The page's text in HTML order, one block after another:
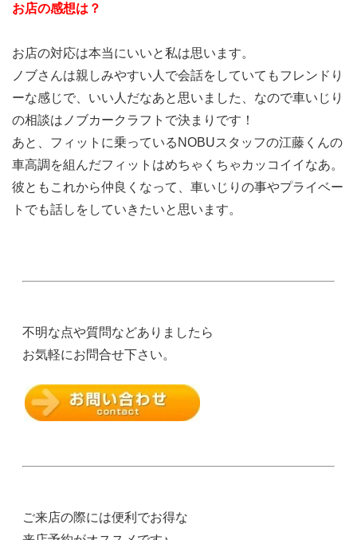
お店の感想は？
お店の対応は本当にいいと私は思います。
ノブさんは親しみやすい人で会話をしていてもフレンドり
ーな感じで、いい人だなあと思いました、なので車いじり
の相談はノブカークラフトで決まりです！
あと、フィットに乗っているNOBUスタッフの江藤くんの
車高調を組んだフィットはめちゃくちゃカッコイイなあ。
彼ともこれから仲良くなって、車いじりの事やプライベー
トでも話しをしていきたいと思います。
不明な点や質問などありましたら
お気軽にお問合せ下さい。
ご来店の際には便利でお得な